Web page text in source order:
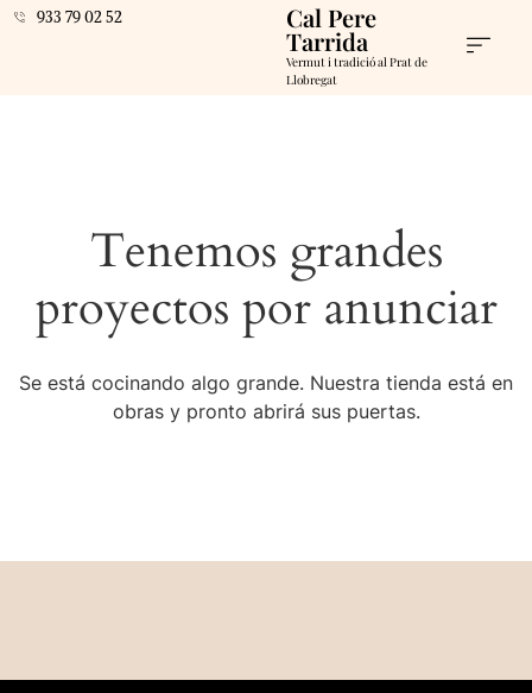
933 79 02 52 Cal Pere
Tarrida
Vermut i tradició al Prat de
Llobregat
Tenemos grandes
proyectos por anunciar
Se está cocinando algo grande. Nuestra tienda está en
obras y pronto abrirá sus puertas.